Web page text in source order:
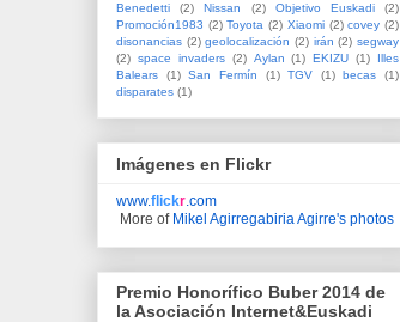
Benedetti
(2) Nissan (2) Objetivo Euskadi
(2)
Promoción1983 (2) Toyota (2) Xiaomi (2) covey (2)
disonancias (2) geolocalización (2) irán (2) segway
(2) space invaders (2) Aylan (1) EKIZU (1)
Illes
Balears
(1) San Fermín (1) TGV (1) becas
(1)
disparates (1)
Imágenes en Flickr
www.flickr .com
More of Mikel Agirregabiria Agirre's photos
Premio Honorífico Buber 2014 de
la Asociación Internet&Euskadi